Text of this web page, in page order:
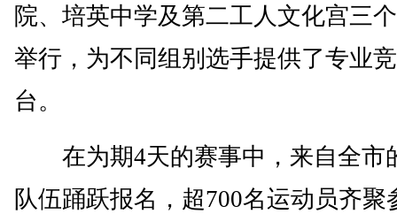
院、培英中学及第二工人文化宫三
举行，为不同组别选手提供了专业
台。
在为期4天的赛事中，来自全市
队伍踊跃报名，超700名运动员齐聚